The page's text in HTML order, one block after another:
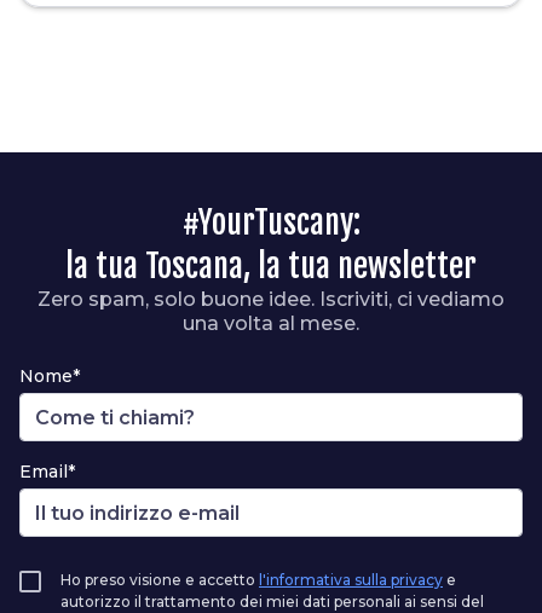
#YourTuscany:
la tua Toscana, la tua newsletter
Zero spam, solo buone idee. Iscriviti, ci vediamo
una volta al mese.
Nome*
Email*
Ho preso visione e accetto l'informativa sulla privacy e
autorizzo il trattamento dei miei dati personali ai sensi del